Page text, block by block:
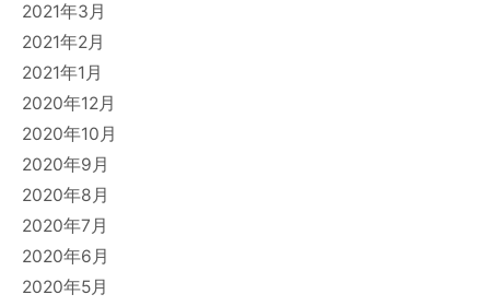
2021年3月
2021年2月
2021年1月
2020年12月
2020年10月
2020年9月
2020年8月
2020年7月
2020年6月
2020年5月